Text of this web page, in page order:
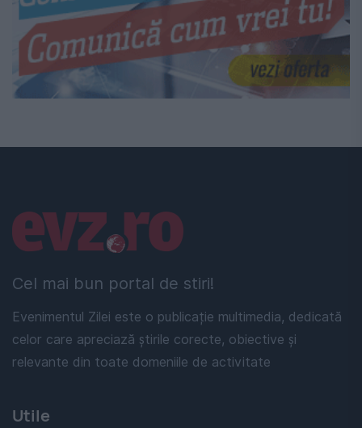
Cel mai bun portal de stiri!
Evenimentul Zilei este o publicație multimedia, dedicată
celor care apreciază știrile corecte, obiective și
relevante din toate domeniile de activitate
Linkuri utile
Utile